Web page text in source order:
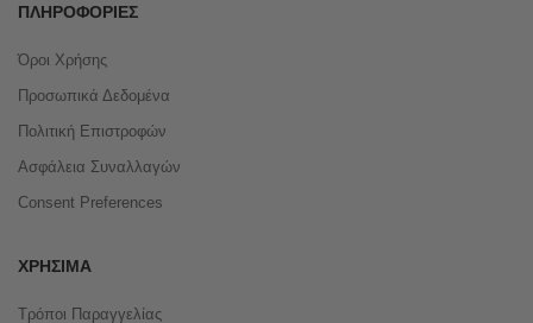
ΠΛΗΡΟΦΟΡΊΕΣ
Όροι Χρήσης
Προσωπικά Δεδομένα
Πολιτική Επιστροφών
Ασφάλεια Συναλλαγών
Consent Preferences
ΧΡΉΣΙΜΑ
Τρόποι Παραγγελίας